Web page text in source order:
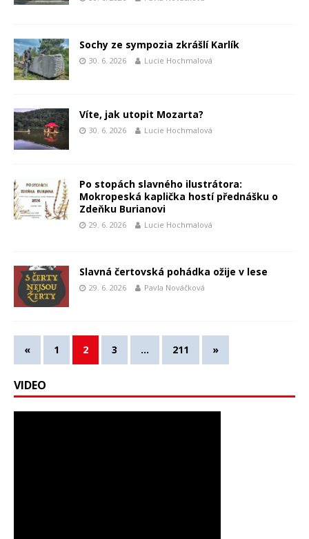
Sochy ze sympozia zkrášlí Karlík
30. 6. 2026 Lucie Hochmalová
Víte, jak utopit Mozarta?
30. 6. 2026 Lucie Hochmalová
Po stopách slavného ilustrátora:
Mokropeská kaplička hostí přednášku o
Zdeňku Burianovi
29. 6. 2026 Lucie Hochmalová
Slavná čertovská pohádka ožije v lese
29. 6. 2026 Pavla Nováčková
« 1 2 3 … 211 »
VIDEO